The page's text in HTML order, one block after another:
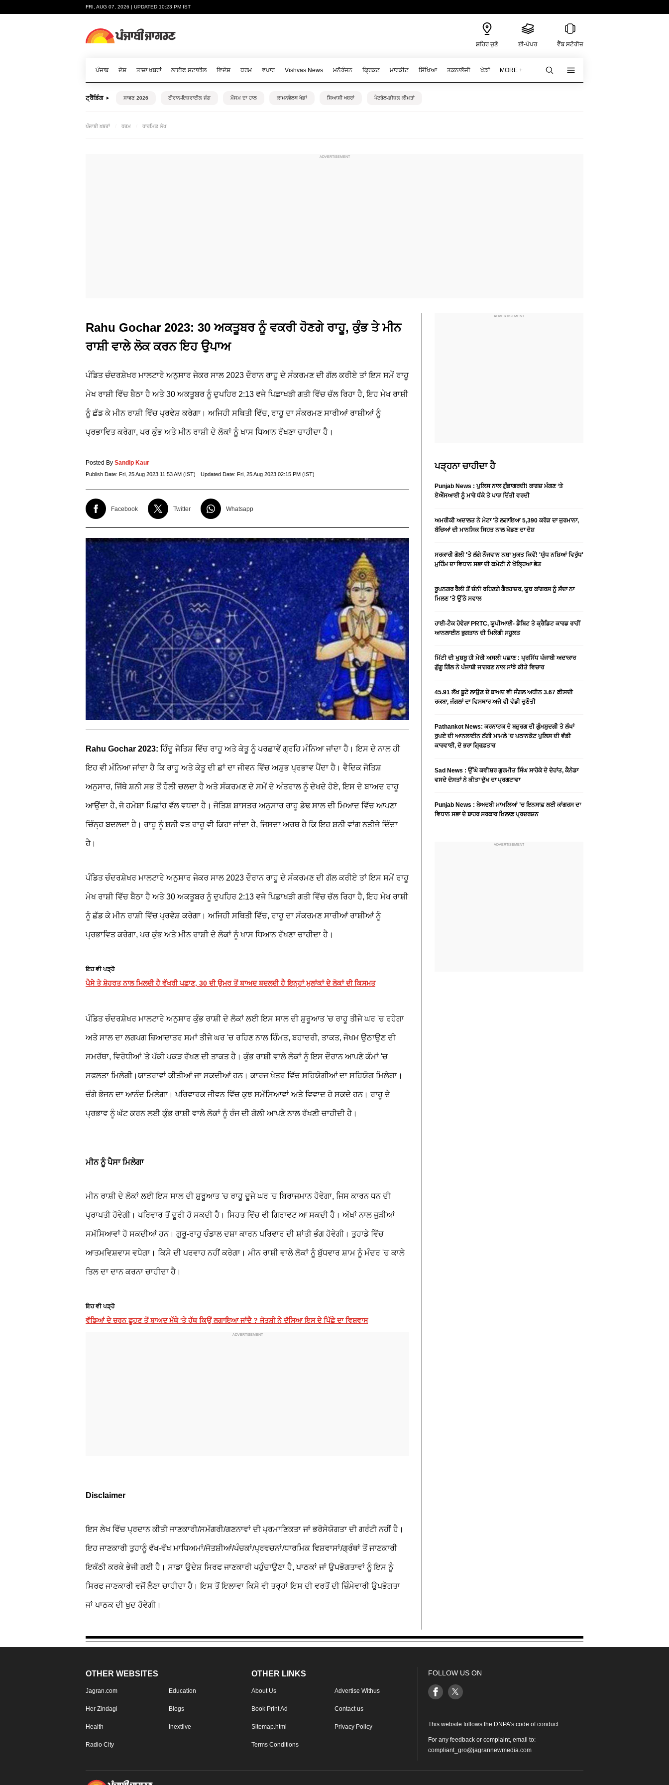
FRI, AUG 07, 2026 | UPDATED 10:23 PM IST
ਸ਼ਹਿਰ ਚੁਣੋ ਈ-ਪੇਪਰ ਵੈੱਬ ਸਟੋਰੀਜ਼
ਪੰਜਾਬ ਦੇਸ਼ ਤਾਜ਼ਾ ਖ਼ਬਰਾਂ ਲਾਈਫ ਸਟਾਈਲ ਵਿਦੇਸ਼ ਧਰਮ ਵਪਾਰ Vishvas News ਮਨੋਰੰਜਨ ਕ੍ਰਿਕਟ ਮਾਰਕੀਟ ਸਿੱਖਿਆ ਤਕਨਾਲੋਜੀ ਖੇਡਾਂ MORE +
ਟ੍ਰੈਂਡਿੰਗ ਸਾਵਣ 2026 ਈਰਾਨ-ਇਜ਼ਰਾਈਲ ਜੰਗ ਮੌਸਮ ਦਾ ਹਾਲ ਕਾਮਨਵੈਲਥ ਖੇਡਾਂ ਸਿਆਸੀ ਖਬਰਾਂ ਪੈਟਰੋਲ-ਡੀਜ਼ਲ ਕੀਮਤਾਂ
ਪੰਜਾਬੀ ਖ਼ਬਰਾਂ ਧਰਮ ਧਾਰਮਿਕ ਲੇਖ
Rahu Gochar 2023: 30 ਅਕਤੂਬਰ ਨੂੰ ਵਕਰੀ ਹੋਣਗੇ ਰਾਹੂ, ਕੁੰਭ ਤੇ ਮੀਨ
ਰਾਸ਼ੀ ਵਾਲੇ ਲੋਕ ਕਰਨ ਇਹ ਉਪਾਅ
ਪੰਡਿਤ ਚੰਦਰਸ਼ੇਖਰ ਮਾਲਟਾਰੇ ਅਨੁਸਾਰ ਜੇਕਰ ਸਾਲ 2023 ਦੌਰਾਨ ਰਾਹੂ ਦੇ ਸੰਕਰਮਣ ਦੀ ਗੱਲ ਕਰੀਏ ਤਾਂ ਇਸ ਸਮੇਂ ਰਾਹੂ
ਮੇਖ ਰਾਸ਼ੀ ਵਿੱਚ ਬੈਠਾ ਹੈ ਅਤੇ 30 ਅਕਤੂਬਰ ਨੂੰ ਦੁਪਹਿਰ 2:13 ਵਜੇ ਪਿਛਾਖੜੀ ਗਤੀ ਵਿੱਚ ਚੱਲ ਰਿਹਾ ਹੈ, ਇਹ ਮੇਖ ਰਾਸ਼ੀ
ਨੂੰ ਛੱਡ ਕੇ ਮੀਨ ਰਾਸ਼ੀ ਵਿੱਚ ਪ੍ਰਵੇਸ਼ ਕਰੇਗਾ। ਅਜਿਹੀ ਸਥਿਤੀ ਵਿੱਚ, ਰਾਹੂ ਦਾ ਸੰਕਰਮਣ ਸਾਰੀਆਂ ਰਾਸ਼ੀਆਂ ਨੂੰ
ਪ੍ਰਭਾਵਿਤ ਕਰੇਗਾ, ਪਰ ਕੁੰਭ ਅਤੇ ਮੀਨ ਰਾਸ਼ੀ ਦੇ ਲੋਕਾਂ ਨੂੰ ਖਾਸ ਧਿਆਨ ਰੱਖਣਾ ਚਾਹੀਦਾ ਹੈ।
Posted By Sandip Kaur
Publish Date: Fri, 25 Aug 2023 11:53 AM (IST) Updated Date: Fri, 25 Aug 2023 02:15 PM (IST)
Facebook Twitter Whatsapp
Rahu Gochar 2023: ਹਿੰਦੂ ਜੋਤਿਸ਼ ਵਿੱਚ ਰਾਹੂ ਅਤੇ ਕੇਤੂ ਨੂੰ ਪਰਛਾਵੇਂ ਗ੍ਰਹਿ ਮੰਨਿਆ ਜਾਂਦਾ ਹੈ। ਇਸ ਦੇ ਨਾਲ ਹੀ
ਇਹ ਵੀ ਮੰਨਿਆ ਜਾਂਦਾ ਹੈ ਕਿ ਰਾਹੂ ਅਤੇ ਕੇਤੂ ਦੀ ਛਾਂ ਦਾ ਜੀਵਨ ਵਿੱਚ ਅਸ਼ੁਭ ਪ੍ਰਭਾਵ ਪੈਂਦਾ ਹੈ। ਵੈਦਿਕ ਜੋਤਿਸ਼
ਅਨੁਸਾਰ, ਜਿੱਥੇ ਸ਼ਨੀ ਸਭ ਤੋਂ ਹੌਲੀ ਚਲਦਾ ਹੈ ਅਤੇ ਸੰਕਰਮਣ ਦੇ ਸਮੇਂ ਦੇ ਅੰਤਰਾਲ ਨੂੰ ਦੇਖਦੇ ਹੋਏ, ਇਸ ਦੇ ਬਾਅਦ ਰਾਹੂ
ਆਉਂਦਾ ਹੈ, ਜੋ ਹਮੇਸ਼ਾ ਪਿਛਾਂਹ ਵੱਲ ਵਧਦਾ ਹੈ। ਜੋਤਿਸ਼ ਸ਼ਾਸਤਰ ਅਨੁਸਾਰ ਰਾਹੂ ਡੇਢ ਸਾਲ ਦੀ ਮਿਆਦ ਵਿੱਚ ਆਪਣਾ
ਚਿੰਨ੍ਹ ਬਦਲਦਾ ਹੈ। ਰਾਹੂ ਨੂੰ ਸ਼ਨੀ ਵਤ ਰਾਹੂ ਵੀ ਕਿਹਾ ਜਾਂਦਾ ਹੈ, ਜਿਸਦਾ ਅਰਥ ਹੈ ਕਿ ਇਹ ਸ਼ਨੀ ਵਾਂਗ ਨਤੀਜੇ ਦਿੰਦਾ
ਹੈ।
ਪੰਡਿਤ ਚੰਦਰਸ਼ੇਖਰ ਮਾਲਟਾਰੇ ਅਨੁਸਾਰ ਜੇਕਰ ਸਾਲ 2023 ਦੌਰਾਨ ਰਾਹੂ ਦੇ ਸੰਕਰਮਣ ਦੀ ਗੱਲ ਕਰੀਏ ਤਾਂ ਇਸ ਸਮੇਂ ਰਾਹੂ
ਮੇਖ ਰਾਸ਼ੀ ਵਿੱਚ ਬੈਠਾ ਹੈ ਅਤੇ 30 ਅਕਤੂਬਰ ਨੂੰ ਦੁਪਹਿਰ 2:13 ਵਜੇ ਪਿਛਾਖੜੀ ਗਤੀ ਵਿੱਚ ਚੱਲ ਰਿਹਾ ਹੈ, ਇਹ ਮੇਖ ਰਾਸ਼ੀ
ਨੂੰ ਛੱਡ ਕੇ ਮੀਨ ਰਾਸ਼ੀ ਵਿੱਚ ਪ੍ਰਵੇਸ਼ ਕਰੇਗਾ। ਅਜਿਹੀ ਸਥਿਤੀ ਵਿੱਚ, ਰਾਹੂ ਦਾ ਸੰਕਰਮਣ ਸਾਰੀਆਂ ਰਾਸ਼ੀਆਂ ਨੂੰ
ਪ੍ਰਭਾਵਿਤ ਕਰੇਗਾ, ਪਰ ਕੁੰਭ ਅਤੇ ਮੀਨ ਰਾਸ਼ੀ ਦੇ ਲੋਕਾਂ ਨੂੰ ਖਾਸ ਧਿਆਨ ਰੱਖਣਾ ਚਾਹੀਦਾ ਹੈ।
ਇਹ ਵੀ ਪੜ੍ਹੋ
ਪੈਸੇ ਤੇ ਸ਼ੋਹਰਤ ਨਾਲ ਮਿਲਦੀ ਹੈ ਵੱਖਰੀ ਪਛਾਣ, 30 ਦੀ ਉਮਰ ਤੋਂ ਬਾਅਦ ਬਦਲਦੀ ਹੈ ਇਨ੍ਹਾਂ ਮੁਲਾਂਕਾਂ ਦੇ ਲੋਕਾਂ ਦੀ ਕਿਸਮਤ
ਪੰਡਿਤ ਚੰਦਰਸ਼ੇਖਰ ਮਾਲਟਾਰੇ ਅਨੁਸਾਰ ਕੁੰਭ ਰਾਸ਼ੀ ਦੇ ਲੋਕਾਂ ਲਈ ਇਸ ਸਾਲ ਦੀ ਸ਼ੁਰੂਆਤ 'ਚ ਰਾਹੂ ਤੀਜੇ ਘਰ 'ਚ ਰਹੇਗਾ
ਅਤੇ ਸਾਲ ਦਾ ਲਗਪਗ ਜ਼ਿਆਦਾਤਰ ਸਮਾਂ ਤੀਜੇ ਘਰ 'ਚ ਰਹਿਣ ਨਾਲ ਹਿੰਮਤ, ਬਹਾਦਰੀ, ਤਾਕਤ, ਜੋਖਮ ਉਠਾਉਣ ਦੀ
ਸਮਰੱਥਾ, ਵਿਰੋਧੀਆਂ 'ਤੇ ਪੱਕੀ ਪਕੜ ਰੱਖਣ ਦੀ ਤਾਕਤ ਹੈ। ਕੁੰਭ ਰਾਸ਼ੀ ਵਾਲੇ ਲੋਕਾਂ ਨੂੰ ਇਸ ਦੌਰਾਨ ਆਪਣੇ ਕੰਮਾਂ 'ਚ
ਸਫਲਤਾ ਮਿਲੇਗੀ।ਯਾਤਰਾਵਾਂ ਕੀਤੀਆਂ ਜਾ ਸਕਦੀਆਂ ਹਨ। ਕਾਰਜ ਖੇਤਰ ਵਿੱਚ ਸਹਿਯੋਗੀਆਂ ਦਾ ਸਹਿਯੋਗ ਮਿਲੇਗਾ।
ਚੰਗੇ ਭੋਜਨ ਦਾ ਆਨੰਦ ਮਿਲੇਗਾ। ਪਰਿਵਾਰਕ ਜੀਵਨ ਵਿੱਚ ਕੁਝ ਸਮੱਸਿਆਵਾਂ ਅਤੇ ਵਿਵਾਦ ਹੋ ਸਕਦੇ ਹਨ। ਰਾਹੂ ਦੇ
ਪ੍ਰਭਾਵ ਨੂੰ ਘੱਟ ਕਰਨ ਲਈ ਕੁੰਭ ਰਾਸ਼ੀ ਵਾਲੇ ਲੋਕਾਂ ਨੂੰ ਰੰਜ ਦੀ ਗੋਲੀ ਆਪਣੇ ਨਾਲ ਰੱਖਣੀ ਚਾਹੀਦੀ ਹੈ।
ਮੀਨ ਨੂੰ ਪੈਸਾ ਮਿਲੇਗਾ
ਮੀਨ ਰਾਸ਼ੀ ਦੇ ਲੋਕਾਂ ਲਈ ਇਸ ਸਾਲ ਦੀ ਸ਼ੁਰੂਆਤ 'ਚ ਰਾਹੂ ਦੂਜੇ ਘਰ 'ਚ ਬਿਰਾਜਮਾਨ ਹੋਵੇਗਾ, ਜਿਸ ਕਾਰਨ ਧਨ ਦੀ
ਪ੍ਰਾਪਤੀ ਹੋਵੇਗੀ। ਪਰਿਵਾਰ ਤੋਂ ਦੂਰੀ ਹੋ ਸਕਦੀ ਹੈ। ਸਿਹਤ ਵਿੱਚ ਵੀ ਗਿਰਾਵਟ ਆ ਸਕਦੀ ਹੈ। ਅੱਖਾਂ ਨਾਲ ਜੁੜੀਆਂ
ਸਮੱਸਿਆਵਾਂ ਹੋ ਸਕਦੀਆਂ ਹਨ। ਗੁਰੂ-ਰਾਹੁ ਚੰਡਾਲ ਦਸ਼ਾ ਕਾਰਨ ਪਰਿਵਾਰ ਦੀ ਸ਼ਾਂਤੀ ਭੰਗ ਹੋਵੇਗੀ। ਤੁਹਾਡੇ ਵਿੱਚ
ਆਤਮਵਿਸ਼ਵਾਸ ਵਧੇਗਾ। ਕਿਸੇ ਦੀ ਪਰਵਾਹ ਨਹੀਂ ਕਰੇਗਾ। ਮੀਨ ਰਾਸ਼ੀ ਵਾਲੇ ਲੋਕਾਂ ਨੂੰ ਬੁੱਧਵਾਰ ਸ਼ਾਮ ਨੂੰ ਮੰਦਰ 'ਚ ਕਾਲੇ
ਤਿਲ ਦਾ ਦਾਨ ਕਰਨਾ ਚਾਹੀਦਾ ਹੈ।
ਇਹ ਵੀ ਪੜ੍ਹੋ
ਵੱਡਿਆਂ ਦੇ ਚਰਨ ਛੂਹਣ ਤੋਂ ਬਾਅਦ ਮੱਥੇ 'ਤੇ ਹੱਥ ਕਿਉਂ ਲਗਾਇਆ ਜਾਂਦੈ ? ਜੋਤਸ਼ੀ ਨੇ ਦੱਸਿਆ ਇਸ ਦੇ ਪਿੱਛੇ ਦਾ ਵਿਸ਼ਵਾਸ
Disclaimer
ਇਸ ਲੇਖ ਵਿੱਚ ਪ੍ਰਦਾਨ ਕੀਤੀ ਜਾਣਕਾਰੀ/ਸਮੱਗਰੀ/ਗਣਨਾਵਾਂ ਦੀ ਪ੍ਰਮਾਣਿਕਤਾ ਜਾਂ ਭਰੋਸੇਯੋਗਤਾ ਦੀ ਗਰੰਟੀ ਨਹੀਂ ਹੈ।
ਇਹ ਜਾਣਕਾਰੀ ਤੁਹਾਨੂੰ ਵੱਖ-ਵੱਖ ਮਾਧਿਅਮਾਂ/ਜੋਤਸ਼ੀਆਂ/ਪੰਚਕਾਂ/ਪ੍ਰਵਚਨਾਂ/ਧਾਰਮਿਕ ਵਿਸ਼ਵਾਸਾਂ/ਗ੍ਰੰਥਾਂ ਤੋਂ ਜਾਣਕਾਰੀ
ਇਕੱਠੀ ਕਰਕੇ ਭੇਜੀ ਗਈ ਹੈ। ਸਾਡਾ ਉਦੇਸ਼ ਸਿਰਫ ਜਾਣਕਾਰੀ ਪਹੁੰਚਾਉਣਾ ਹੈ, ਪਾਠਕਾਂ ਜਾਂ ਉਪਭੋਗਤਾਵਾਂ ਨੂੰ ਇਸ ਨੂੰ
ਸਿਰਫ ਜਾਣਕਾਰੀ ਵਜੋਂ ਲੈਣਾ ਚਾਹੀਦਾ ਹੈ। ਇਸ ਤੋਂ ਇਲਾਵਾ ਕਿਸੇ ਵੀ ਤਰ੍ਹਾਂ ਇਸ ਦੀ ਵਰਤੋਂ ਦੀ ਜ਼ਿੰਮੇਵਾਰੀ ਉਪਭੋਗਤਾ
ਜਾਂ ਪਾਠਕ ਦੀ ਖੁਦ ਹੋਵੇਗੀ।
ਪੜ੍ਹਨਾ ਚਾਹੀਦਾ ਹੈ
Punjab News : ਪੁਲਿਸ ਨਾਲ ਗੁੰਡਾਗਰਦੀ! ਕਾਗਜ਼ ਮੰਗਣ ‘ਤੇ
ਏਐੱਸਆਈ ਨੂੰ ਮਾਰੇ ਧੱਕੇ ਤੇ ਪਾੜ ਦਿੱਤੀ ਵਰਦੀ
ਅਮਰੀਕੀ ਅਦਾਲਤ ਨੇ ਮੇਟਾ 'ਤੇ ਲਗਾਇਆ 5,390 ਕਰੋੜ ਦਾ ਜੁਰਮਾਨਾ,
ਬੱਚਿਆਂ ਦੀ ਮਾਨਸਿਕ ਸਿਹਤ ਨਾਲ ਖੇਡਣ ਦਾ ਦੋਸ਼
ਸਰਕਾਰੀ ਗੋਲੀ 'ਤੇ ਲੱਗੇ ਨੌਜਵਾਨ ਨਸ਼ਾ ਮੁਕਤ ਕਿਵੇਂ! 'ਯੁੱਧ ਨਸ਼ਿਆਂ ਵਿਰੁੱਧ'
ਮੁਹਿੰਮ ਦਾ ਵਿਧਾਨ ਸਭਾ ਦੀ ਕਮੇਟੀ ਨੇ ਖੋਲ੍ਹਿਆ ਭੇਤ
ਰੂਪਨਗਰ ਰੈਲੀ ਤੋਂ ਚੰਨੀ ਰਹਿਣਗੇ ਗੈਰਹਾਜ਼ਰ, ਯੂਥ ਕਾਂਗਰਸ ਨੂੰ ਸੱਦਾ ਨਾ
ਮਿਲਣ 'ਤੇ ਉੱਠੇ ਸਵਾਲ
ਹਾਈ-ਟੈਕ ਹੋਵੇਗਾ PRTC, ਯੂਪੀਆਈ- ਡੈਬਿਟ ਤੇ ਕ੍ਰੈਡਿਟ ਕਾਰਡ ਰਾਹੀਂ
ਆਨਲਾਈਨ ਭੁਗਤਾਨ ਦੀ ਮਿਲੇਗੀ ਸਹੂਲਤ
ਮਿੱਟੀ ਦੀ ਖੁਸ਼ਬੂ ਹੀ ਮੇਰੀ ਅਸਲੀ ਪਛਾਣ : ਪ੍ਰਸਿੱਧ ਪੰਜਾਬੀ ਅਦਾਕਾਰ
ਗੁੱਗੂ ਗਿੱਲ ਨੇ ਪੰਜਾਬੀ ਜਾਗਰਣ ਨਾਲ ਸਾਂਝੇ ਕੀਤੇ ਵਿਚਾਰ
45.91 ਲੱਖ ਬੂਟੇ ਲਾਉਣ ਦੇ ਬਾਅਦ ਵੀ ਜੰਗਲ ਅਧੀਨ 3.67 ਫ਼ੀਸਦੀ
ਰਕਬਾ, ਜੰਗਲਾਂ ਦਾ ਵਿਸਥਾਰ ਅਜੇ ਵੀ ਵੱਡੀ ਚੁਣੌਤੀ
Pathankot News: ਕਰਨਾਟਕ ਦੇ ਬਜ਼ੁਰਗ ਦੀ ਗੁੰਮਸ਼ੁਦਗੀ ਤੇ ਲੱਖਾਂ
ਰੁਪਏ ਦੀ ਆਨਲਾਈਨ ਠੱਗੀ ਮਾਮਲੇ 'ਚ ਪਠਾਨਕੋਟ ਪੁਲਿਸ ਦੀ ਵੱਡੀ
ਕਾਰਵਾਈ, ਦੋ ਭਰਾ ਗ੍ਰਿਫ਼ਤਾਰ
Sad News : ਉੱਘੇ ਕਵੀਸ਼ਰ ਗੁਰਮੀਤ ਸਿੰਘ ਸਾਹੋਕੇ ਦੇ ਦੇਹਾਂਤ, ਕੈਨੇਡਾ
ਵਸਦੇ ਦੋਸਤਾਂ ਨੇ ਕੀਤਾ ਦੁੱਖ ਦਾ ਪ੍ਰਗਟਾਵਾ
Punjab News : ਬੇਅਦਬੀ ਮਾਮਲਿਆਂ ’ਚ ਇਨਸਾਫ਼ ਲਈ ਕਾਂਗਰਸ ਦਾ
ਵਿਧਾਨ ਸਭਾ ਦੇ ਬਾਹਰ ਸਰਕਾਰ ਖ਼ਿਲਾਫ਼ ਪ੍ਰਦਰਸ਼ਨ
OTHER WEBSITES
Jagran.com Education
Her Zindagi Blogs
Health Inextlive
Radio City
OTHER LINKS
About Us Advertise Withus
Book Print Ad Contact us
Sitemap.html Privacy Policy
Terms Conditions
FOLLOW US ON
This website follows the DNPA’s code of conduct
For any feedback or complaint, email to:
compliant_gro@jagrannewmedia.com